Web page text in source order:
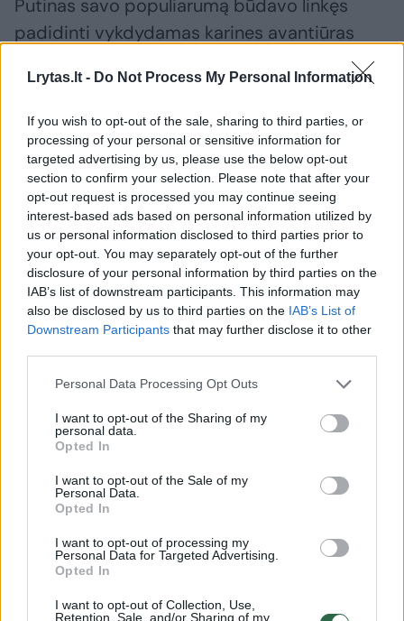
Lrytas.lt - Do Not Process My Personal Information
If you wish to opt-out of the sale, sharing to third parties, or
processing of your personal or sensitive information for
targeted advertising by us, please use the below opt-out
section to confirm your selection. Please note that after your
opt-out request is processed you may continue seeing
interest-based ads based on personal information utilized by
us or personal information disclosed to third parties prior to
your opt-out. You may separately opt-out of the further
disclosure of your personal information by third parties on the
IAB’s list of downstream participants. This information may
also be disclosed by us to third parties on the IAB’s List of
Downstream Participants that may further disclose it to other
Personal Data Processing Opt Outs
I want to opt-out of the Sharing of my
personal data.
Opted In
I want to opt-out of the Sale of my
Personal Data.
Opted In
I want to opt-out of processing my
Personal Data for Targeted Advertising.
Opted In
I want to opt-out of Collection, Use,
Retention, Sale, and/or Sharing of my
Putinas savo populiarumą būdavo linkęs
padidinti vykdydamas karines avantiūras
(pvz., 2008 m. vykęs Gruzijos karas, 2014 m.
įvykdyta Krymo okupacija ar 2022 m.
pradėtas karas Ukrainoje), tačiau šį kartą
Rusija yra per silpna pradėti naują karinį
konfliktą (bent jau tol, kol tęsiasi karas
Ukrainoje), tad šviesa tunelio gale jau matyti“,
– komentavo ekonomistas.
Rusijos ekonomika naftos kaina